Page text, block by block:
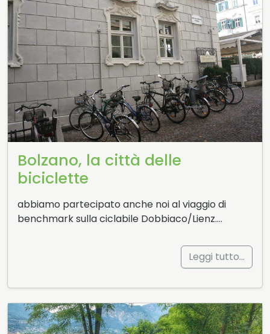
Bolzano, la città delle
biciclette
abbiamo partecipato anche noi al viaggio di
benchmark sulla ciclabile Dobbiaco/Lienz….
Leggi tutto…